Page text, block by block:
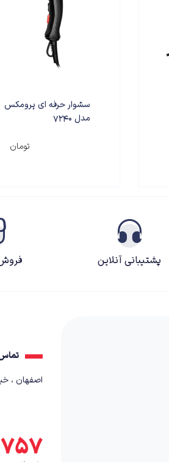
سشوار حرفه‌ ای پرومکس
مدل 7240
تومان
پشتیبانی آنلاین
اصفهان ، خیابان